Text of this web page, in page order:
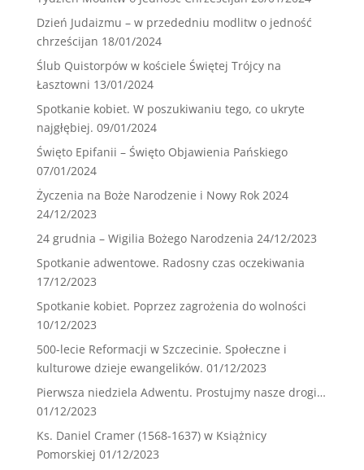
Dzień Judaizmu – w przededniu modlitw o jedność
chrześcijan 18/01/2024
Ślub Quistorpów w kościele Świętej Trójcy na
Łasztowni 13/01/2024
Spotkanie kobiet. W poszukiwaniu tego, co ukryte
najgłębiej. 09/01/2024
Święto Epifanii – Święto Objawienia Pańskiego
07/01/2024
Życzenia na Boże Narodzenie i Nowy Rok 2024
24/12/2023
24 grudnia – Wigilia Bożego Narodzenia 24/12/2023
Spotkanie adwentowe. Radosny czas oczekiwania
17/12/2023
Spotkanie kobiet. Poprzez zagrożenia do wolności
10/12/2023
500-lecie Reformacji w Szczecinie. Społeczne i
kulturowe dzieje ewangelików. 01/12/2023
Pierwsza niedziela Adwentu. Prostujmy nasze drogi…
01/12/2023
Ks. Daniel Cramer (1568-1637) w Książnicy
Pomorskiej 01/12/2023